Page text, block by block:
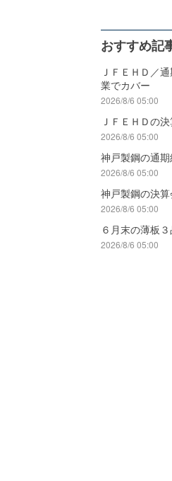
おすすめ記
ＪＦＥＨＤ／
業でカバー
2026/8/6 05:00
ＪＦＥＨＤの
2026/8/6 05:00
神戸製鋼の通
2026/8/6 05:00
神戸製鋼の決
2026/8/6 05:00
６月末の薄板
2026/8/6 05:00